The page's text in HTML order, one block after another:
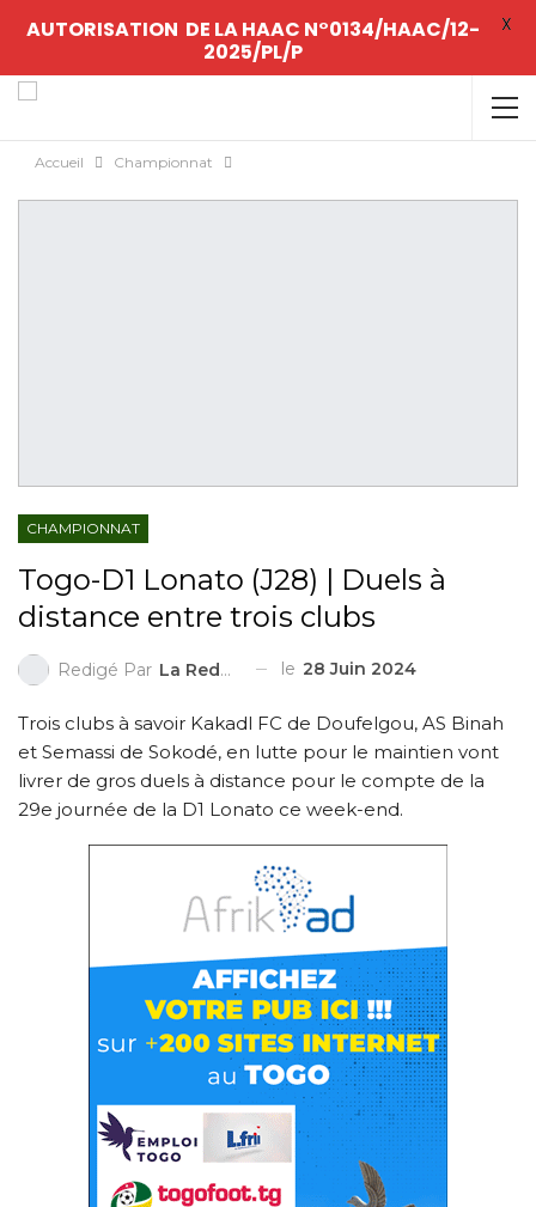
Accueil Championnat
CHAMPIONNAT
Togo-D1 Lonato (J28) | Duels à
distance entre trois clubs
Redigé Par La Redaction le 28 Juin 2024
Trois clubs à savoir Kakadl FC de Doufelgou, AS Binah
et Semassi de Sokodé, en lutte pour le maintien vont
livrer de gros duels à distance pour le compte de la
29e journée de la D1 Lonato ce week-end.
AUTORISATION DE LA HAAC N°0134/HAAC/12-
2025/PL/P
X